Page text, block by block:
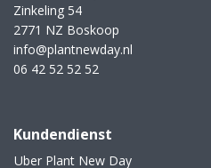
Zinkeling 54
2771 NZ Boskoop
info@plantnewday.nl
06 42 52 52 52
Kundendienst
Uber Plant New Day